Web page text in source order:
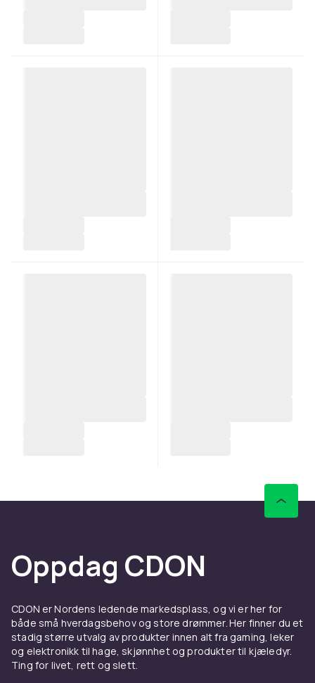
Oppdag CDON
CDON er Nordens ledende markedsplass, og vi er her for
både små hverdagsbehov og store drømmer. Her finner du et
stadig større utvalg av produkter innen alt fra gaming, leker
og elektronikk til hage, skjønnhet og produkter til kjæledyr.
Ting for livet, rett og slett.